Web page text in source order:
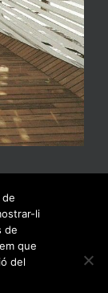
li
de
que
del